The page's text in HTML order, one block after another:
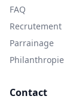
FAQ
Recrutement
Parrainage
Philanthropie
Contact